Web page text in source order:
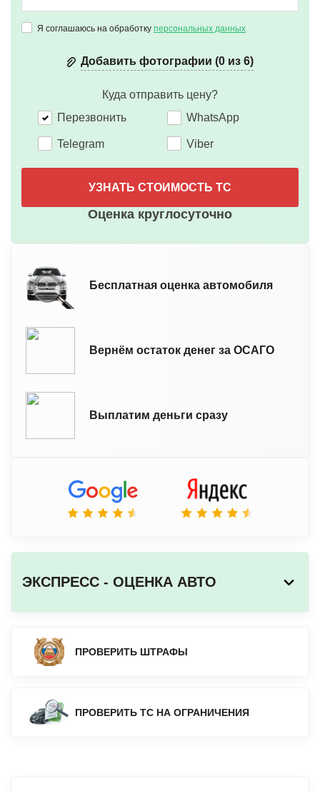
Я соглашаюсь на обработку персональных данных
Добавить фотографии (0 из 6)
Куда отправить цену?
Перезвонить
WhatsApp
Telegram Viber
УЗНАТЬ СТОИМОСТЬ ТС
Оценка круглосуточно
Бесплатная оценка автомобиля
Вернём остаток денег за ОСАГО
Выплатим деньги сразу
ЭКСПРЕСС - ОЦЕНКА АВТО
ПРОВЕРИТЬ ШТРАФЫ
ПРОВЕРИТЬ ТС НА ОГРАНИЧЕНИЯ